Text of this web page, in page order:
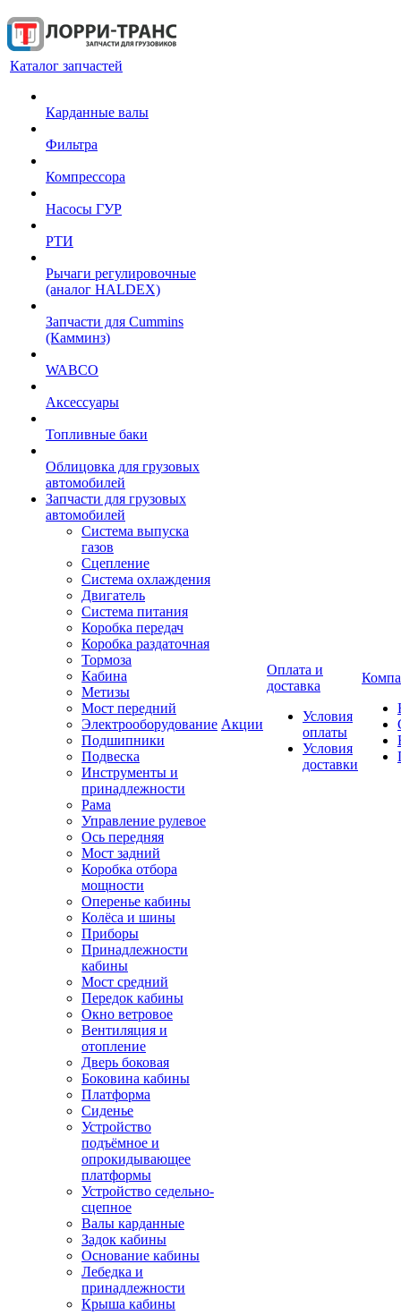
Каталог запчастей
Карданные валы
Фильтра
Компрессора
Насосы ГУР
РТИ
Рычаги регулировочные
(аналог HALDEX)
Запчасти для Cummins
(Камминз)
WABCO
Аксессуары
Топливные баки
Облицовка для грузовых
автомобилей
Запчасти для грузовых
автомобилей
Система выпуска
газов
Сцепление
Система охлаждения
Двигатель
Система питания
Коробка передач
Коробка раздаточная
Тормоза
Кабина
Метизы
Мост передний
Электрооборудование
Подшипники
Подвеска
Инструменты и
принадлежности
Рама
Управление рулевое
Ось передняя
Мост задний
Коробка отбора
мощности
Оперенье кабины
Колёса и шины
Приборы
Принадлежности
кабины
Мост средний
Передок кабины
Окно ветровое
Вентиляция и
отопление
Дверь боковая
Боковина кабины
Платформа
Сиденье
Устройство
подъёмное и
опрокидывающее
платформы
Устройство седельно-
сцепное
Валы карданные
Задок кабины
Основание кабины
Лебедка и
принадлежности
Крыша кабины
Акции
Оплата и
доставка
Условия
оплаты
Условия
доставки